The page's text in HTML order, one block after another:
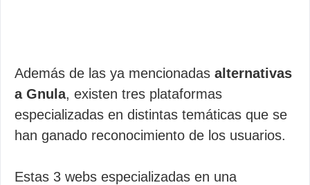
Además de las ya mencionadas alternativas
a Gnula, existen tres plataformas
especializadas en distintas temáticas que se
han ganado reconocimiento de los usuarios.
Estas 3 webs especializadas en una